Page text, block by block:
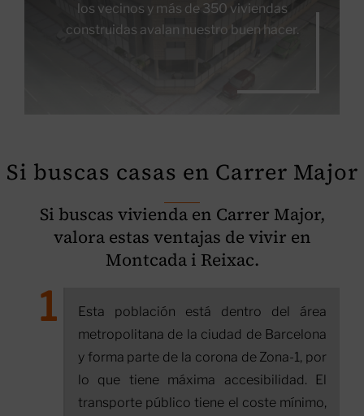
los vecinos y más de 350 viviendas
construidas avalan nuestro buen hacer.
Si buscas casas en Carrer Major
Si buscas vivienda en Carrer Major,
valora estas ventajas de vivir en
Montcada i Reixac.
Esta población está dentro del área
metropolitana de la ciudad de Barcelona
y forma parte de la corona de Zona-1, por
lo que tiene máxima accesibilidad. El
transporte público tiene el coste mínimo,